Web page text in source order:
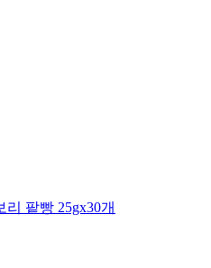
팥빵 25gx30개